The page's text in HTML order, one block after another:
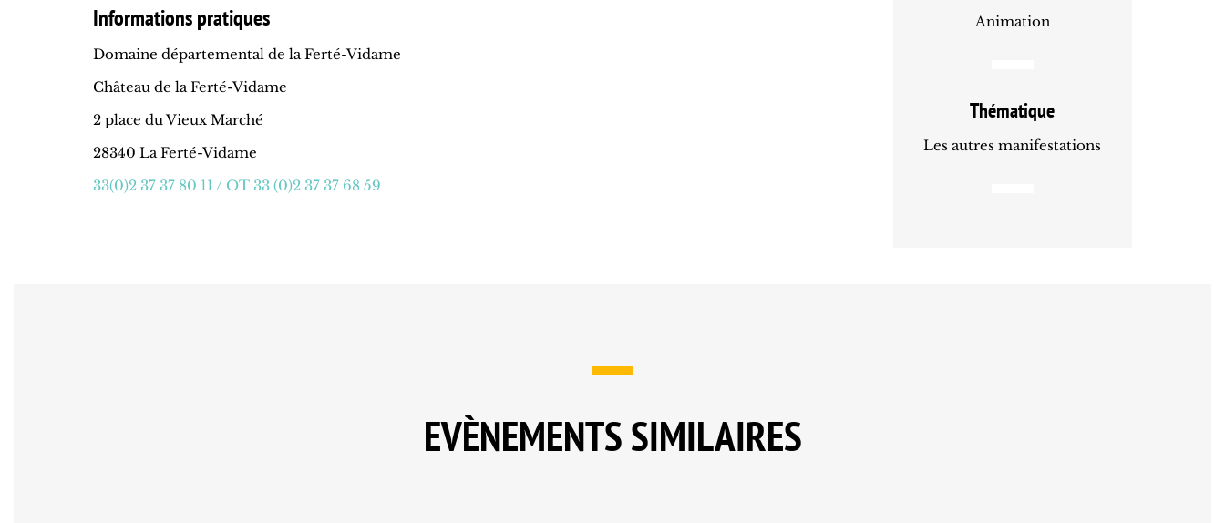
Informations pratiques
Domaine départemental de la Ferté-Vidame
Château de la Ferté-Vidame
2 place du Vieux Marché
28340 La Ferté-Vidame
33(0)2 37 37 80 11 / OT 33 (0)2 37 37 68 59
Animation
Thématique
Les autres manifestations
EVÈNEMENTS SIMILAIRES